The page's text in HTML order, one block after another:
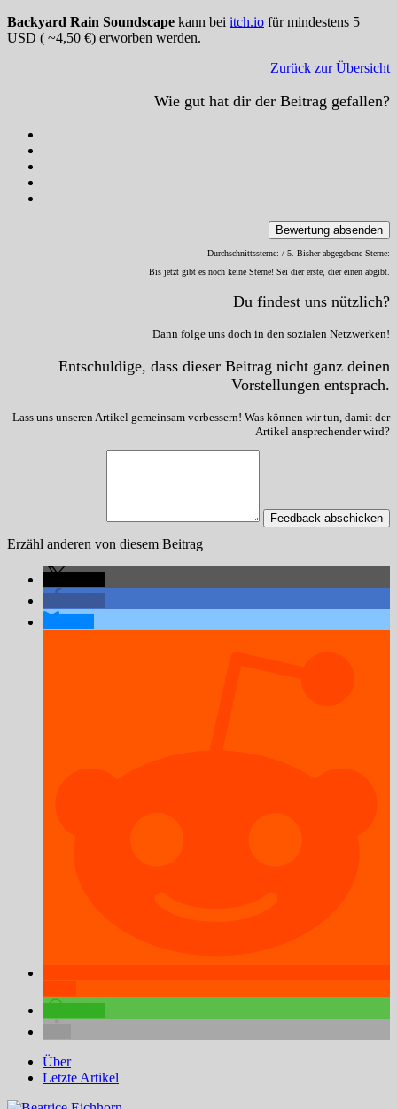
Backyard Rain Soundscape kann bei itch.io für mindestens 5
USD ( ~4,50 €) erworben werden.
Zurück zur Übersicht
Wie gut hat dir der Beitrag gefallen?
Bewertung absenden
Durchschnittssterne: / 5. Bisher abgegebene Sterne:
Bis jetzt gibt es noch keine Sterne! Sei dier erste, dier einen abgibt.
Du findest uns nützlich?
Dann folge uns doch in den sozialen Netzwerken!
Entschuldige, dass dieser Beitrag nicht ganz deinen
Vorstellungen entsprach.
Lass uns unseren Artikel gemeinsam verbessern! Was können wir tun, damit der
Artikel ansprechender wird?
Feedback abschicken
Erzähl anderen von diesem Beitrag
Über
Letzte Artikel